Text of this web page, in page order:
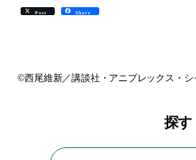
Post Share
©西尾維新／講談社・アニプレックス・シ
探す